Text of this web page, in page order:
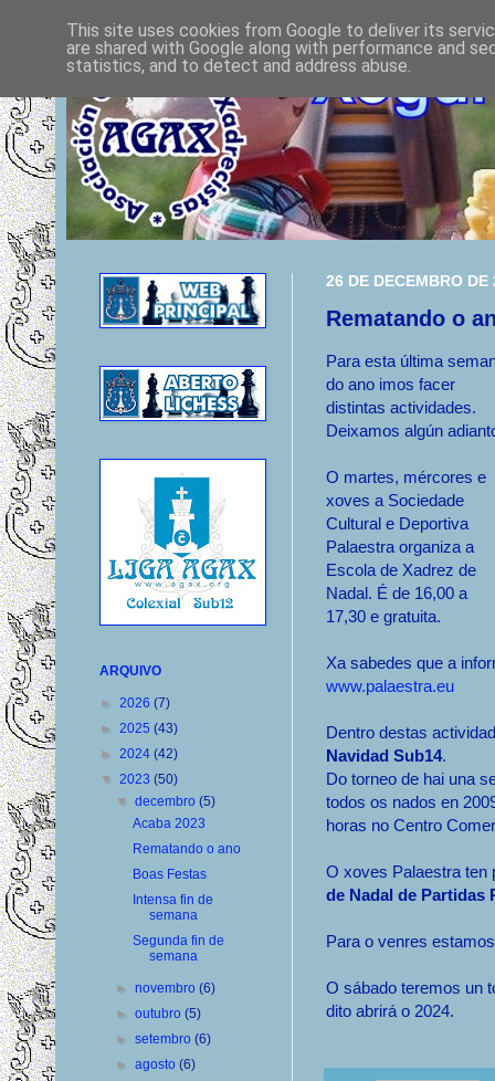
26 DE DECEMBRO DE
Rematando o
Para esta última
do ano imos facer
distintas actividades.
Deixamos algún
O martes, mércores e
xoves a Sociedade
Cultural e Deportiva
Palaestra organiza a
Escola de Xadrez de
Nadal. É de 16,00 a
17,30 e gratuita.
Xa sabedes que a
www.palaestra.eu
Dentro destas
Navidad Sub14.
Do torneo de hai una
todos os nados en
horas no Centro
O xoves Palaestra ten
de Nadal de Partidas
Para o venres
O sábado teremos un
dito abrirá o 2024.
ARQUIVO
► 2026 (7)
► 2025 (43)
► 2024 (42)
▼ 2023 (50)
▼decembro(5)
Acaba 2023
Rematando o ano
Boas Festas
Intensa fin de
semana
Segunda fin de
semana
►novembro(6)
►outubro(5)
►setembro(6)
►agosto(6)
This site uses cookies from Google to deliver its
are shared with Google along with performance and
statistics, and to detect and address abuse.